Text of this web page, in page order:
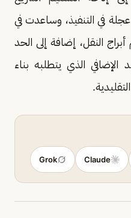
في التنفيذ، وساعدت في
النقل، إضافة إلى الحد
الذي يتطلبه بناء
Claude
Grok